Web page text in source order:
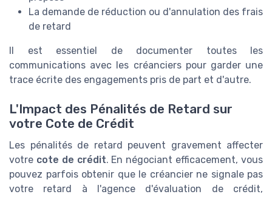
La demande de réduction ou d'annulation des frais
de retard
Il est essentiel de documenter toutes les
communications avec les créanciers pour garder une
trace écrite des engagements pris de part et d'autre.
L'Impact des Pénalités de Retard sur
votre Cote de Crédit
Les pénalités de retard peuvent gravement affecter
votre cote de crédit. En négociant efficacement, vous
pouvez parfois obtenir que le créancier ne signale pas
votre retard à l'agence d'évaluation de crédit,